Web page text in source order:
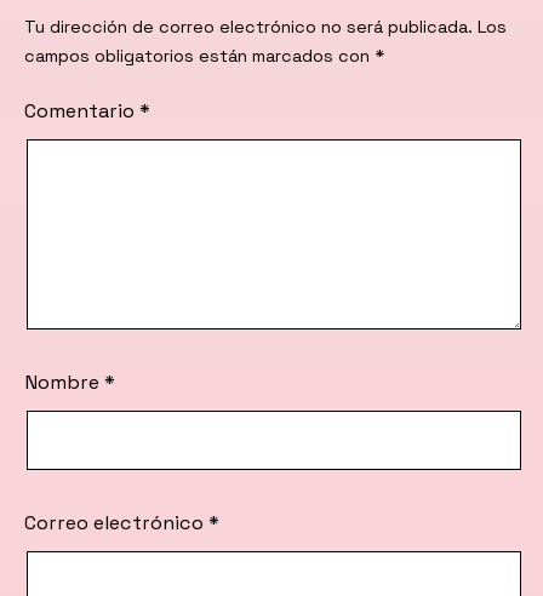
Tu dirección de correo electrónico no será publicada. Los
campos obligatorios están marcados con *
Comentario *
Nombre *
Correo electrónico *